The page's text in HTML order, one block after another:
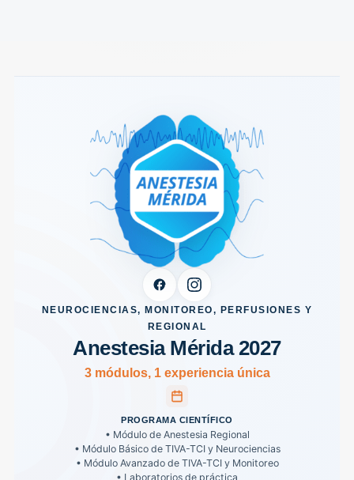
NEUROCIENCIAS, MONITOREO, PERFUSIONES Y
REGIONAL
Anestesia Mérida 2027
3 módulos, 1 experiencia única
PROGRAMA CIENTÍFICO
• Módulo de Anestesia Regional
• Módulo Básico de TIVA-TCI y Neurociencias
• Módulo Avanzado de TIVA-TCI y Monitoreo
• Laboratorios de práctica